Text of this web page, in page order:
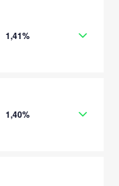
1,41%
1,40%